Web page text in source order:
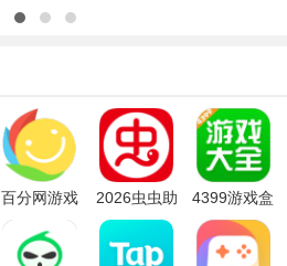
商店官方版
百分网游戏
盒2026最新
版本
2026虫虫助
手app最新
版
4399游戏盒
免费版